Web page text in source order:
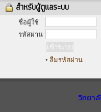
สำหรับผู้ดูแลระบบ
ชื่อผู้ใช้
รหัสผ่าน
• ลืมรหัสผ่าน
วิทยา